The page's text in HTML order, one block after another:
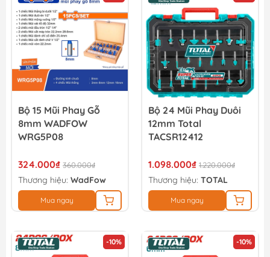
Bộ 15 Mũi Phay Gỗ
8mm WADFOW
WRG5P08
324.000₫ 360.000₫
Thương hiệu: WadFow
Mua ngay
Bộ 24 Mũi Phay Duôi
12mm Total
TACSR12412
1.098.000₫ 1.220.000₫
Thương hiệu: TOTAL
Mua ngay
-10% -10%